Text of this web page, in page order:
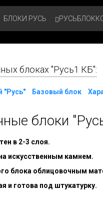
БЛОКИ РУСЬ
блоках "Русь1 КБ":
"Русь" Базовый блок
блоки
в 2-3 слоя.
искусственным камнем.
блока облицовочным
и готова под штукатурку.